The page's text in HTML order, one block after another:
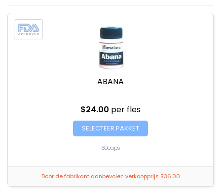
ABANA
$24.00 per fles
SELECTEER PAKKET
60caps
Door de fabrikant aanbevolen verkoopprijs $36.00